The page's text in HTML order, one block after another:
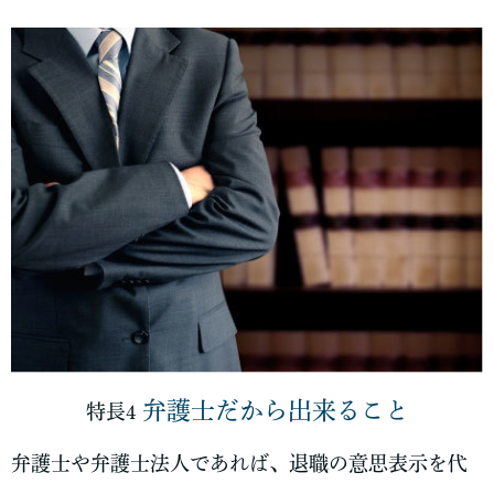
特長4 弁護士だから出来ること
弁護士や弁護士法人であれば、退職の意思表示を代